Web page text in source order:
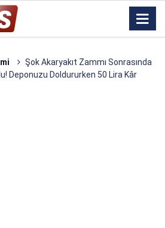
Şok Akaryakıt Zammı Sonrasında
Deponuzu Doldururken 50 Lira Kâr